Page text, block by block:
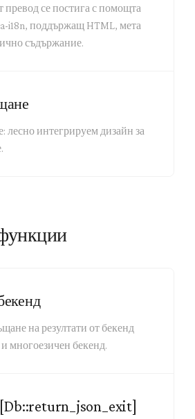
се постига с помощта
i18n, поддържащ HTML, мета
съдържание.
лесно интегрируем дизайн за
на резултати от бекенд
многоезичен бекенд.